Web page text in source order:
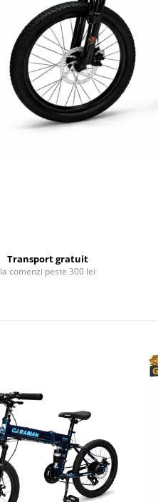
Transport gratuit
la comenzi peste 300 lei